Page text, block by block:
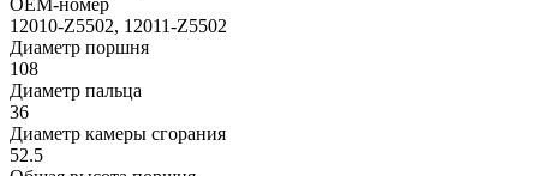
12010-Z5502, 12011-Z5502
Диаметр поршня
108
Диаметр пальца
36
Диаметр камеры сгорания
52.5